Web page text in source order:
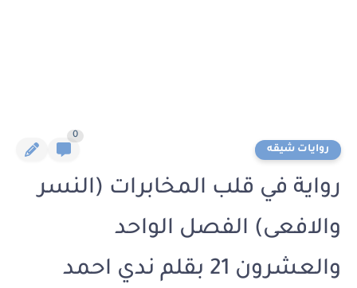
روايات شيقه
0
رواية في قلب المخابرات (النسر
والافعى) الفصل الواحد
والعشرون 21 بقلم ندي احمد